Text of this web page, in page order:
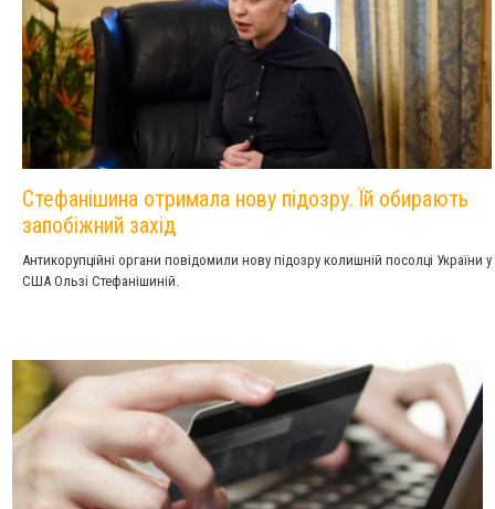
Стефанішина отримала нову підозру. Їй обирають
запобіжний захід
Антикорупційні органи повідомили нову підозру колишній посолці України у
США Ользі Стефанішиній.